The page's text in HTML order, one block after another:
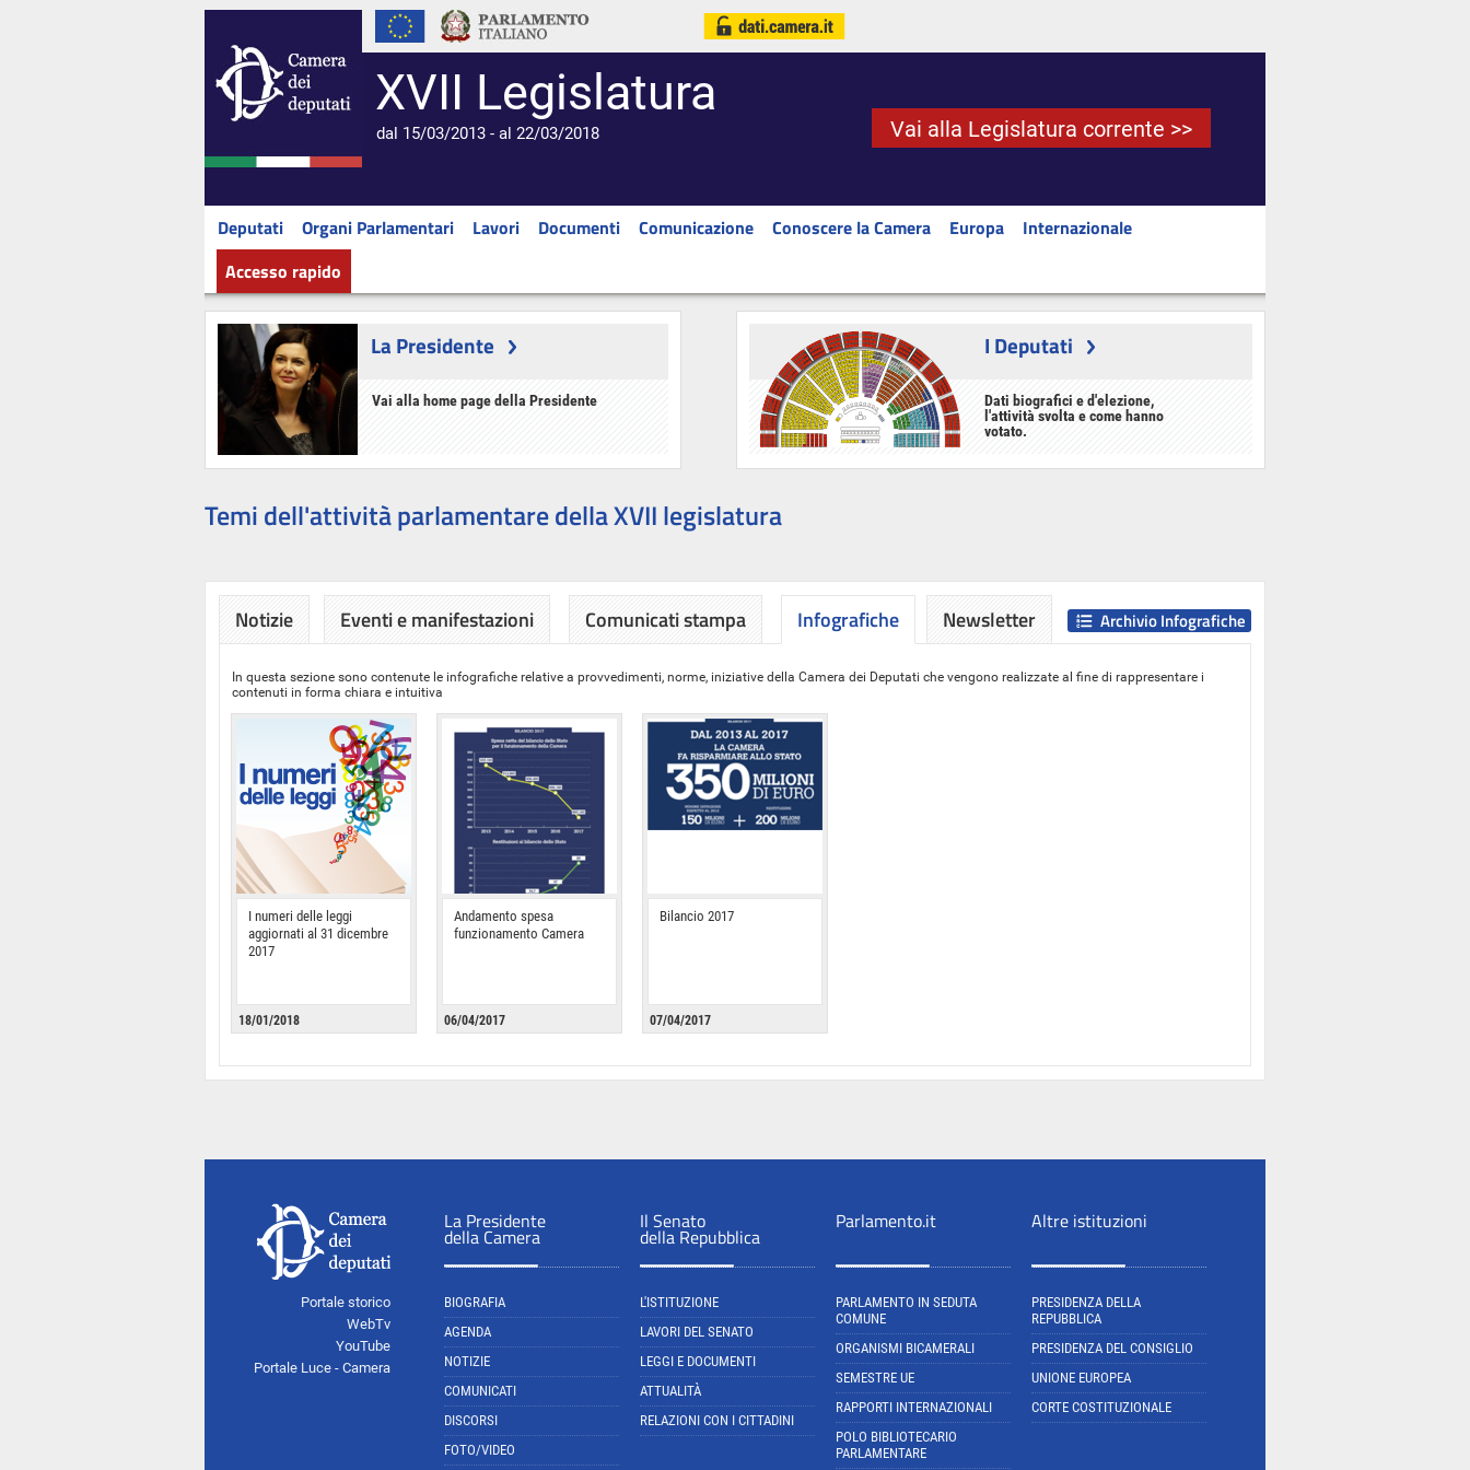
XVII Legislatura
dal 15/03/2013 - al 22/03/2018 Vai alla Legislatura corrente >>
Deputati Organi Parlamentari Lavori Documenti Comunicazione Conoscere la Camera Europa
Internazionale
Accesso rapido
La Presidente
Vai alla home page della Presidente
I Deputati
Dati biografici e d'elezione,
l'attività svolta e come hanno
votato.
Temi dell'attività parlamentare della XVII legislatura
Notizie Eventi e manifestazioni Comunicati stampa Infografiche
In questa sezione sono contenute le infografiche relative a provvedimenti, norme, iniziative della Camera dei Deputati che vengono realizzate al fine di rappresentare i
contenuti in forma chiara e intuitiva
I numeri delle leggi
aggiornati al 31 dicembre
2017
18/01/2018
Andamento spesa
funzionamento Camera
06/04/2017
Bilancio 2017
07/04/2017
Archivio Infografiche
Newsletter
Portale storico
WebTv
YouTube
Portale Luce - Camera
La Presidente
della Camera
BIOGRAFIA
AGENDA
NOTIZIE
COMUNICATI
DISCORSI
FOTO/VIDEO
Il Senato
della Repubblica
L'ISTITUZIONE
LAVORI DEL SENATO
LEGGI E DOCUMENTI
ATTUALITÀ
RELAZIONI CON I CITTADINI
Parlamento.it
PARLAMENTO IN SEDUTA
COMUNE
ORGANISMI BICAMERALI
SEMESTRE UE
RAPPORTI INTERNAZIONALI
POLO BIBLIOTECARIO
PARLAMENTARE
Altre istituzioni
PRESIDENZA DELLA
REPUBBLICA
PRESIDENZA DEL CONSIGLIO
UNIONE EUROPEA
CORTE COSTITUZIONALE